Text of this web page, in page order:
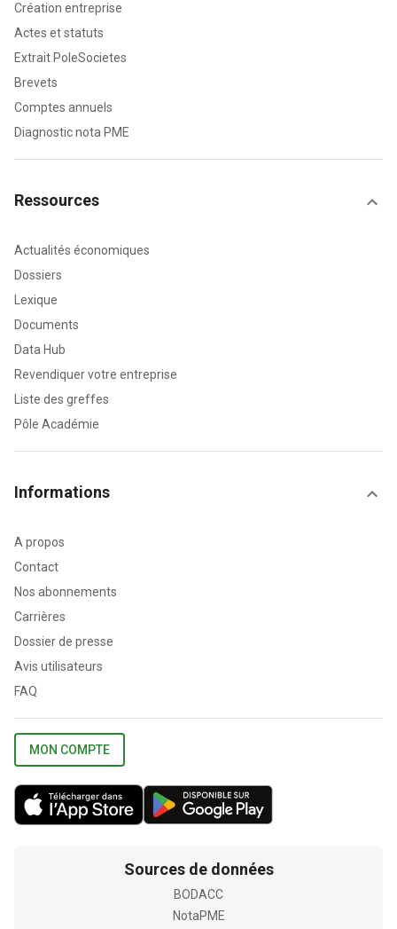
Création entreprise
Actes et statuts
Extrait PoleSocietes
Brevets
Comptes annuels
Diagnostic nota PME
Ressources
Actualités économiques
Dossiers
Lexique
Documents
Data Hub
Revendiquer votre entreprise
Liste des greffes
Pôle Académie
Informations
A propos
Contact
Nos abonnements
Carrières
Dossier de presse
Avis utilisateurs
FAQ
MON COMPTE
Sources de données
BODACC
NotaPME